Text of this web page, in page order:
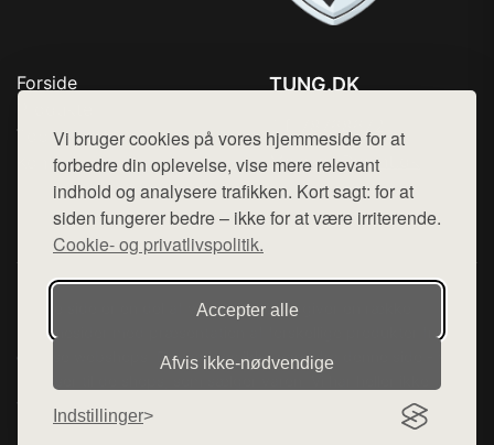
Vi bruger cookies på vores hjemmeside for at
forbedre din oplevelse, vise mere relevant
indhold og analysere trafikken. Kort sagt: for at
siden fungerer bedre – ikke for at være irriterende.
Cookie- og privatlivspolitik.
Accepter alle
Afvis ikke‑nødvendige
Indstillinger
Forside
Top Rabatter
Kontakt
TUNG.DK
Mail: hej@want.dk
Cookie- og privatlivspolitik
Denne side er en del af want.dk, der udgiver en række
hjemmesider med præsentation af forskellige produkter fra
diverse webshops. Der sælges ikke varer fra denne side - vi
henviser til de shops, som sælger varen. Vi har heller ikke
varerne på lager.